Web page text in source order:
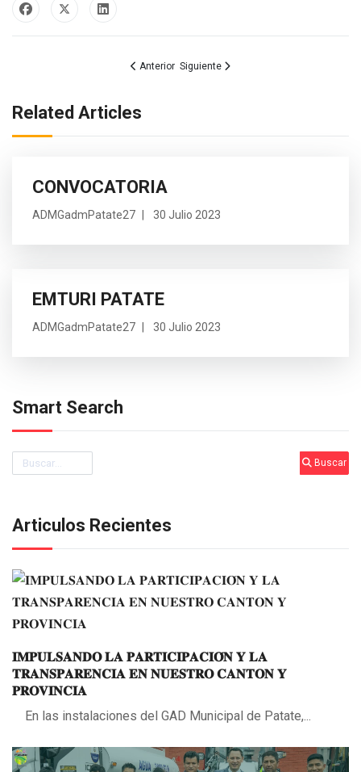
Artículo anterior: GAD Municipal de Patate
Anterior Artículo siguiente: Herramientas de
Siguiente
Related Articles
CONVOCATORIA
ADMGadmPatate27 30 Julio 2023
EMTURI PATATE
ADMGadmPatate27 30 Julio 2023
Smart Search
Buscar Buscar
Articulos Recientes
𝐈𝐌𝐏𝐔𝐋𝐒𝐀𝐍𝐃𝐎 𝐋𝐀 𝐏𝐀𝐑𝐓𝐈𝐂𝐈𝐏𝐀𝐂𝐈𝐎́𝐍 𝐘 𝐋𝐀
𝐓𝐑𝐀𝐍𝐒𝐏𝐀𝐑𝐄𝐍𝐂𝐈𝐀 𝐄𝐍 𝐍𝐔𝐄𝐒𝐓𝐑𝐎 𝐂𝐀𝐍𝐓𝐎𝐍 𝐘
𝐏𝐑𝐎𝐕𝐈𝐍𝐂𝐈𝐀
En las instalaciones del GAD Municipal de Patate,...